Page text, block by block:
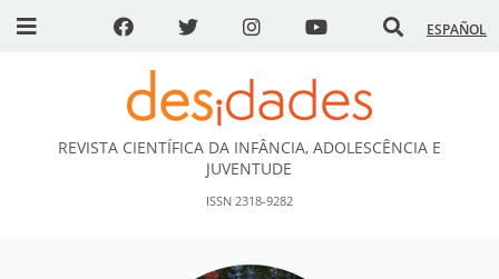
ESPAÑOL
DESidades
REVISTA CIENTÍFICA DA INFÂNCIA, ADOLESCÊNCIA E
JUVENTUDE
ISSN 2318-9282